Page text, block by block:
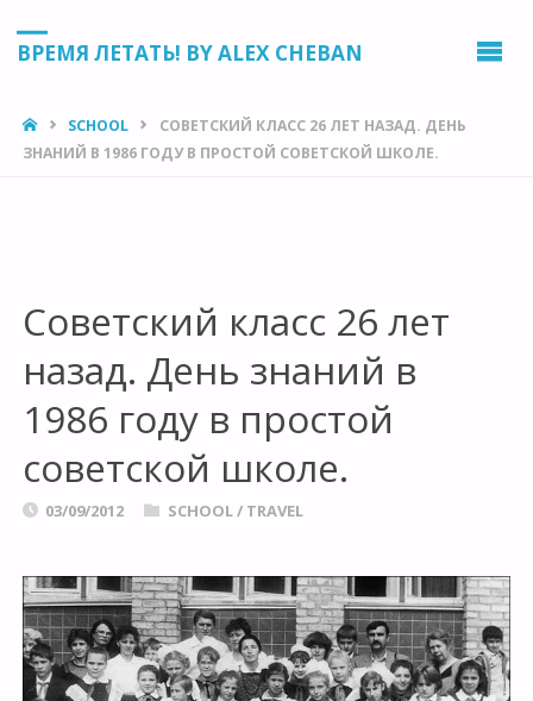
ВРЕМЯ ЛЕТАТЬ! BY ALEX CHEBAN
HOMESCHOOL
СОВЕТСКИЙ КЛАСС 26 ЛЕТ НАЗАД. ДЕНЬ
ЗНАНИЙ В 1986 ГОДУ В ПРОСТОЙ СОВЕТСКОЙ ШКОЛЕ.
Советский класс 26 лет
назад. День знаний в
1986 году в простой
советской школе.
03/09/2012 SCHOOL/ TRAVEL